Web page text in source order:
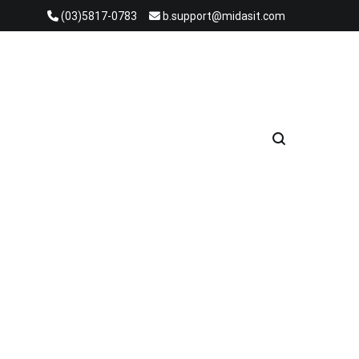
(03)5817-0783 b.support@midasit.com